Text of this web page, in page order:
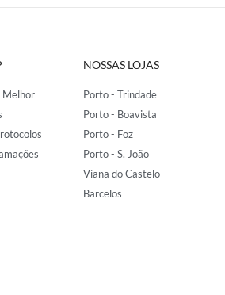
Melhor
NOSSAS LOJAS
Porto - Trindade
Porto - Boavista
Porto - Foz
Porto - S. João
Viana do Castelo
Barcelos